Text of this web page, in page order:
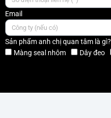
Email
Sản phẩm anh chị quan tâm là gì?
Màng seal nhôm
Dây đeo